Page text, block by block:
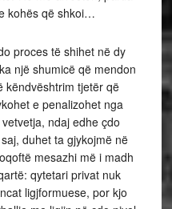
kohës që shkoi…
proces të shihet në dy
një shumicë që mendon
këndvështrim tjetër që
e penalizohet nga
ndaj edhe çdo
duhet ta gjykojmë në
mesazhi më i madh
qytetari privat nuk
ligjformuese, por kjo